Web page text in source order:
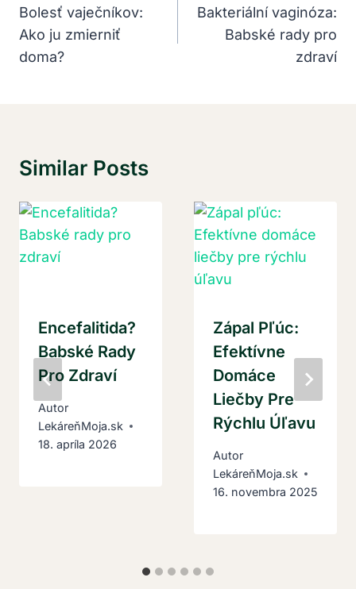
V
Článku
Bolesť vaječníkov:
Ako ju zmierniť
doma?
Bakteriální vaginóza:
Babské rady pro
zdraví
Similar Posts
Encefalitida?
Babské Rady
Pro Zdraví
Autor
LekáreňMoja.sk
18. apríla 2026
Zápal Pľúc:
Efektívne
Domáce
Liečby Pre
Rýchlu Úľavu
Autor
LekáreňMoja.sk
16. novembra 2025